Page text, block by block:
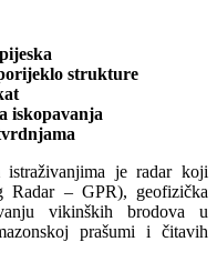
strukture
iskopavanja
je radar koji
Radar – GPR), geofizička
vikinških brodova u
prašumi i čitavih